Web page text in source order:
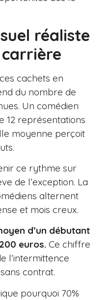
réaliste
cachets en
du nombre de
Un comédien
12 représentations
moyenne perçoit
ce rythme sur
de l’exception. La
alternent
et mois creux.
d’un débutant
euros. Ce chiffre
l’intermittence
contrat.
pourquoi 70%